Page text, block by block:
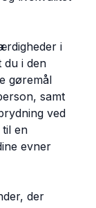
i
du i den
gøremål
samt
ved
til en
evner
der